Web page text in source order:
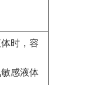
时，容
感液体